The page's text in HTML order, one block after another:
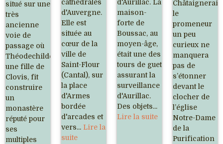
situé sur une
très
ancienne
voie de
passage où
Théodechilde,
une fille de
Clovis, fit
construire
un
monastère
réputé pour
ses
multiples
cathédrales
d'Auvergne.
Elle est
située au
cœur de la
ville de
Saint-Flour
(Cantal), sur
la place
d'Armes
bordée
d'arcades et
vers... Lire la
suite
d'Aurillac. La
maison-
forte de
Boussac, au
moyen-âge,
était une des
tours de guet
assurant la
surveillance
d'Aurillac.
Des objets...
Lire la suite
Châtaigneraie,
le
promeneur
un peu
curieux ne
manquera
pas de
s’étonner
devant le
clocher de
l’église
Notre-Dame
de la
Purification